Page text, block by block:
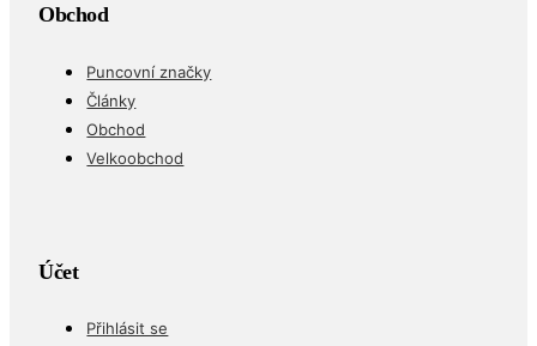
Obchod
Puncovní značky
Články
Obchod
Velkoobchod
Účet
Přihlásit se